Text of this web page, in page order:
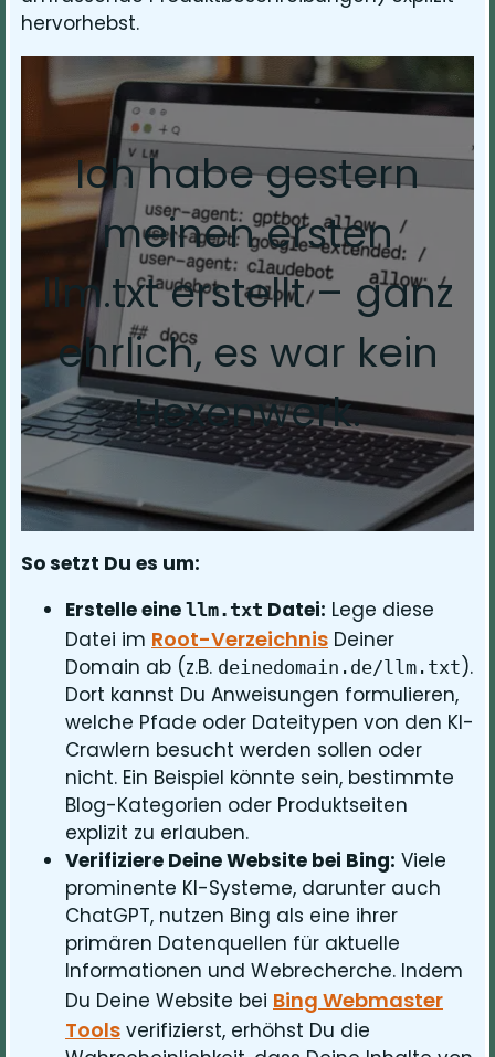
hervorhebst.
Ich habe gestern
meinen ersten
llm.txt erstellt – ganz
ehrlich, es war kein
Hexenwerk.
So setzt Du es um:
Erstelle eine llm.txt Datei: Lege diese
Datei im Root-Verzeichnis Deiner
Domain ab (z.B. deinedomain.de/llm.txt).
Dort kannst Du Anweisungen formulieren,
welche Pfade oder Dateitypen von den KI-
Crawlern besucht werden sollen oder
nicht. Ein Beispiel könnte sein, bestimmte
Blog-Kategorien oder Produktseiten
explizit zu erlauben.
Verifiziere Deine Website bei Bing: Viele
prominente KI-Systeme, darunter auch
ChatGPT, nutzen Bing als eine ihrer
primären Datenquellen für aktuelle
Informationen und Webrecherche. Indem
Du Deine Website bei Bing Webmaster
Tools verifizierst, erhöhst Du die